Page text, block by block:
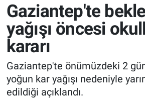
Gaziantep'te
yağışı öncesi
kararı
Gaziantep'te önümüzdeki 2
yoğun kar yağışı nedeniyle
edildiği açıklandı.